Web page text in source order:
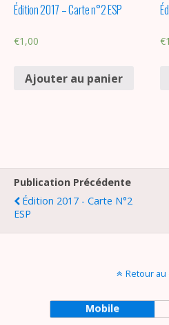
Édition 2017 – Carte n°2 ESP
€1,00
Ajouter au panier
€
Publication Précédente
Édition 2017 - Carte N°2
ESP
Retour
Mobile